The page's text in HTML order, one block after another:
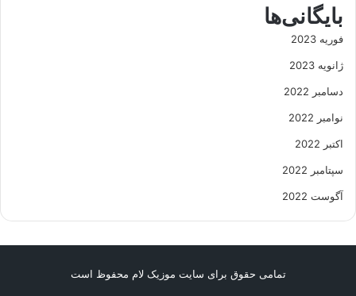
بایگانی‌ها
فوریه 2023
ژانویه 2023
دسامبر 2022
نوامبر 2022
اکتبر 2022
سپتامبر 2022
آگوست 2022
تمامی حقوق برای سایت موزیک لام محفوظ است